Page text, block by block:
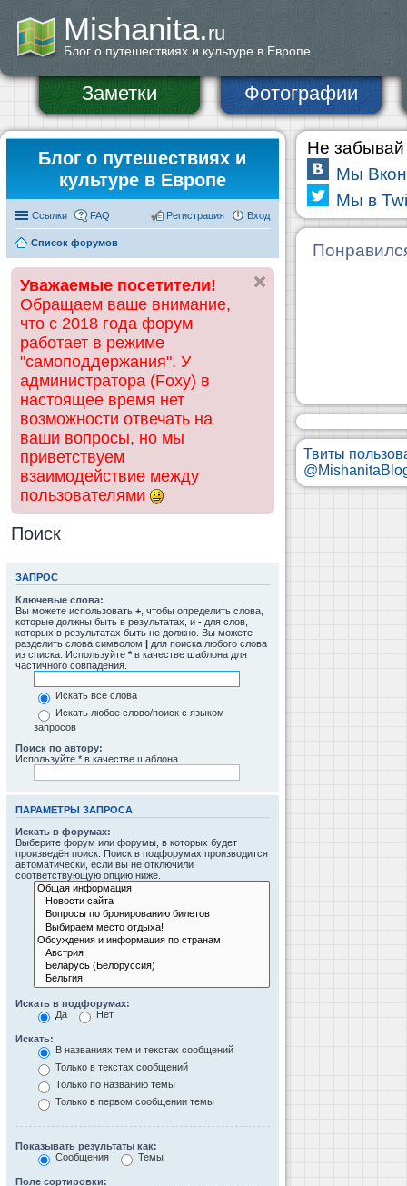
Mishanita.ru
Блог о путешествиях и культуре в Европе
Заметки Фотографии
Блог о путешествиях и
культуре в Европе
Ссылки FAQ Вход
Регистрация
Список форумов
Уважаемые посетители!
Обращаем ваше внимание,
что с 2018 года форум
работает в режиме
"самоподдержания". У
администратора (Foxy) в
настоящее время нет
возможности отвечать на
ваши вопросы, но мы
приветствуем
взаимодействие между
пользователями
Поиск
ЗАПРОС
Ключевые слова:
Вы можете использовать + , чтобы определить слова,
которые должны быть в результатах, и - для слов,
которых в результатах быть не должно. Вы можете
разделить слова символом | для поиска любого слова
из списка. Используйте * в качестве шаблона для
частичного совпадения.
Искать все слова
Искать любое слово/поиск с языком
запросов
Поиск по автору:
Используйте * в качестве шаблона.
ПАРАМЕТРЫ ЗАПРОСА
Искать в форумах:
Выберите форум или форумы, в которых будет
произведён поиск. Поиск в подфорумах производится
автоматически, если вы не отключили
соответствующую опцию ниже.
Искать в подфорумах:
Да
Нет
Искать:
В названиях тем и текстах сообщений
Только в текстах сообщений
Только по названию темы
Только в первом сообщении темы
Показывать результаты как:
Сообщения
Темы
Поле сортировки:
Не забывай
Мы
Мы в
Твиты